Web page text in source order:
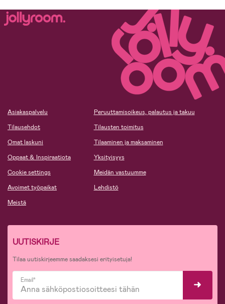
Asiakaspalvelu
Tilausehdot
Omat laskuni
Oppaat & Inspiraatiota
Cookie settings
Avoimet työpaikat
Meistä
Peruuttamisoikeus, palautus ja takuu
Tilausten toimitus
Tilaaminen ja maksaminen
Yksityisyys
Meidän vastuumme
Lehdistö
UUTISKIRJE
Tilaa uutiskirjeemme saadaksesi erityisetuja!
Email*